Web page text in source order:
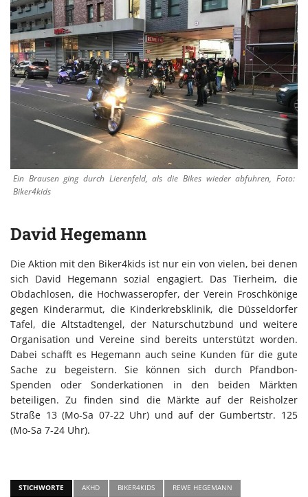
Ein Brausen ging durch Lierenfeld, als die Bikes wieder abfuhren, Foto:
Biker4kids
David Hegemann
Die Aktion mit den Biker4kids ist nur ein von vielen, bei denen
sich David Hegemann sozial engagiert. Das Tierheim, die
Obdachlosen, die Hochwasseropfer, der Verein Froschkönige
gegen Kinderarmut, die Kinderkrebsklinik, die Düsseldorfer
Tafel, die Altstadtengel, der Naturschutzbund und weitere
Organisation und Vereine sind bereits unterstützt worden.
Dabei schafft es Hegemann auch seine Kunden für die gute
Sache zu begeistern. Sie können sich durch Pfandbon-
Spenden oder Sonderkationen in den beiden Märkten
beteiligen. Zu finden sind die Märkte auf der Reisholzer
Straße 13 (Mo-Sa 07-22 Uhr) und auf der Gumbertstr. 125
(Mo-Sa 7-24 Uhr).
STICHWORTE AKHD BIKER4KIDS REWE HEGEMANN